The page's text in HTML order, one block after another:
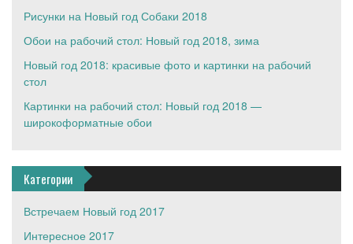
Рисунки на Новый год Собаки 2018
Обои на рабочий стол: Новый год 2018, зима
Новый год 2018: красивые фото и картинки на рабочий
стол
Картинки на рабочий стол: Новый год 2018 —
широкоформатные обои
Категории
Встречаем Новый год 2017
Интересное 2017